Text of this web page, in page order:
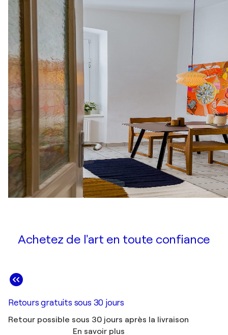
Achetez de l'art en toute confiance
Retours gratuits sous 30 jours
Retour possible sous 30 jours après la livraison
En savoir plus